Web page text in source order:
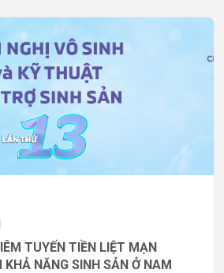
TUYẾN TIỀN LIỆT MẠN
KHẢ NĂNG SINH SẢN Ở NAM